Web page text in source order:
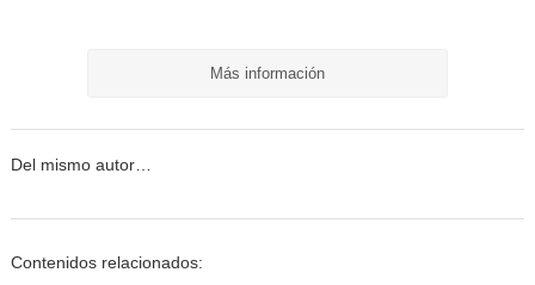
Más información
Del mismo autor…
Contenidos relacionados: